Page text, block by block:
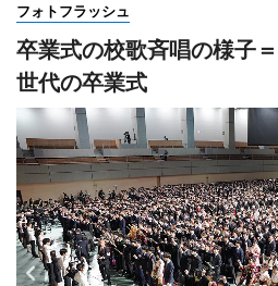
フォトフラッシュ
卒業式の校歌斉唱の様子
世代の卒業式